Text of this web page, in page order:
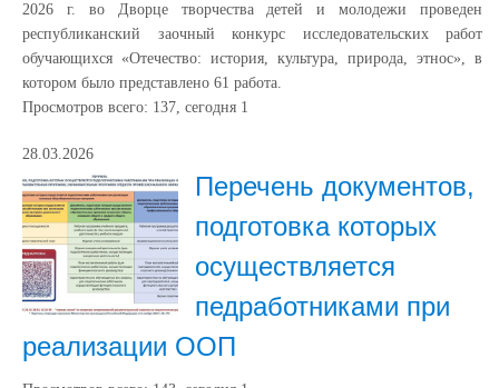
2026 г. во Дворце творчества детей и молодежи проведен
республиканский заочный конкурс исследовательских работ
обучающихся «Отечество: история, культура, природа, этнос», в
котором было представлено 61 работа.
Просмотров всего: 137, сегодня 1
28.03.2026
Перечень документов,
подготовка которых
осуществляется
педработниками при
реализации ООП